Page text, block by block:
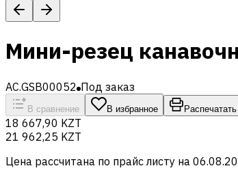
Мини-резец
AC.GSB00052 Под заказ
В сравнение В избранное Распечатать
18 667,90 KZT
21 962,25 KZT
Цена рассчитана по прайс листу на